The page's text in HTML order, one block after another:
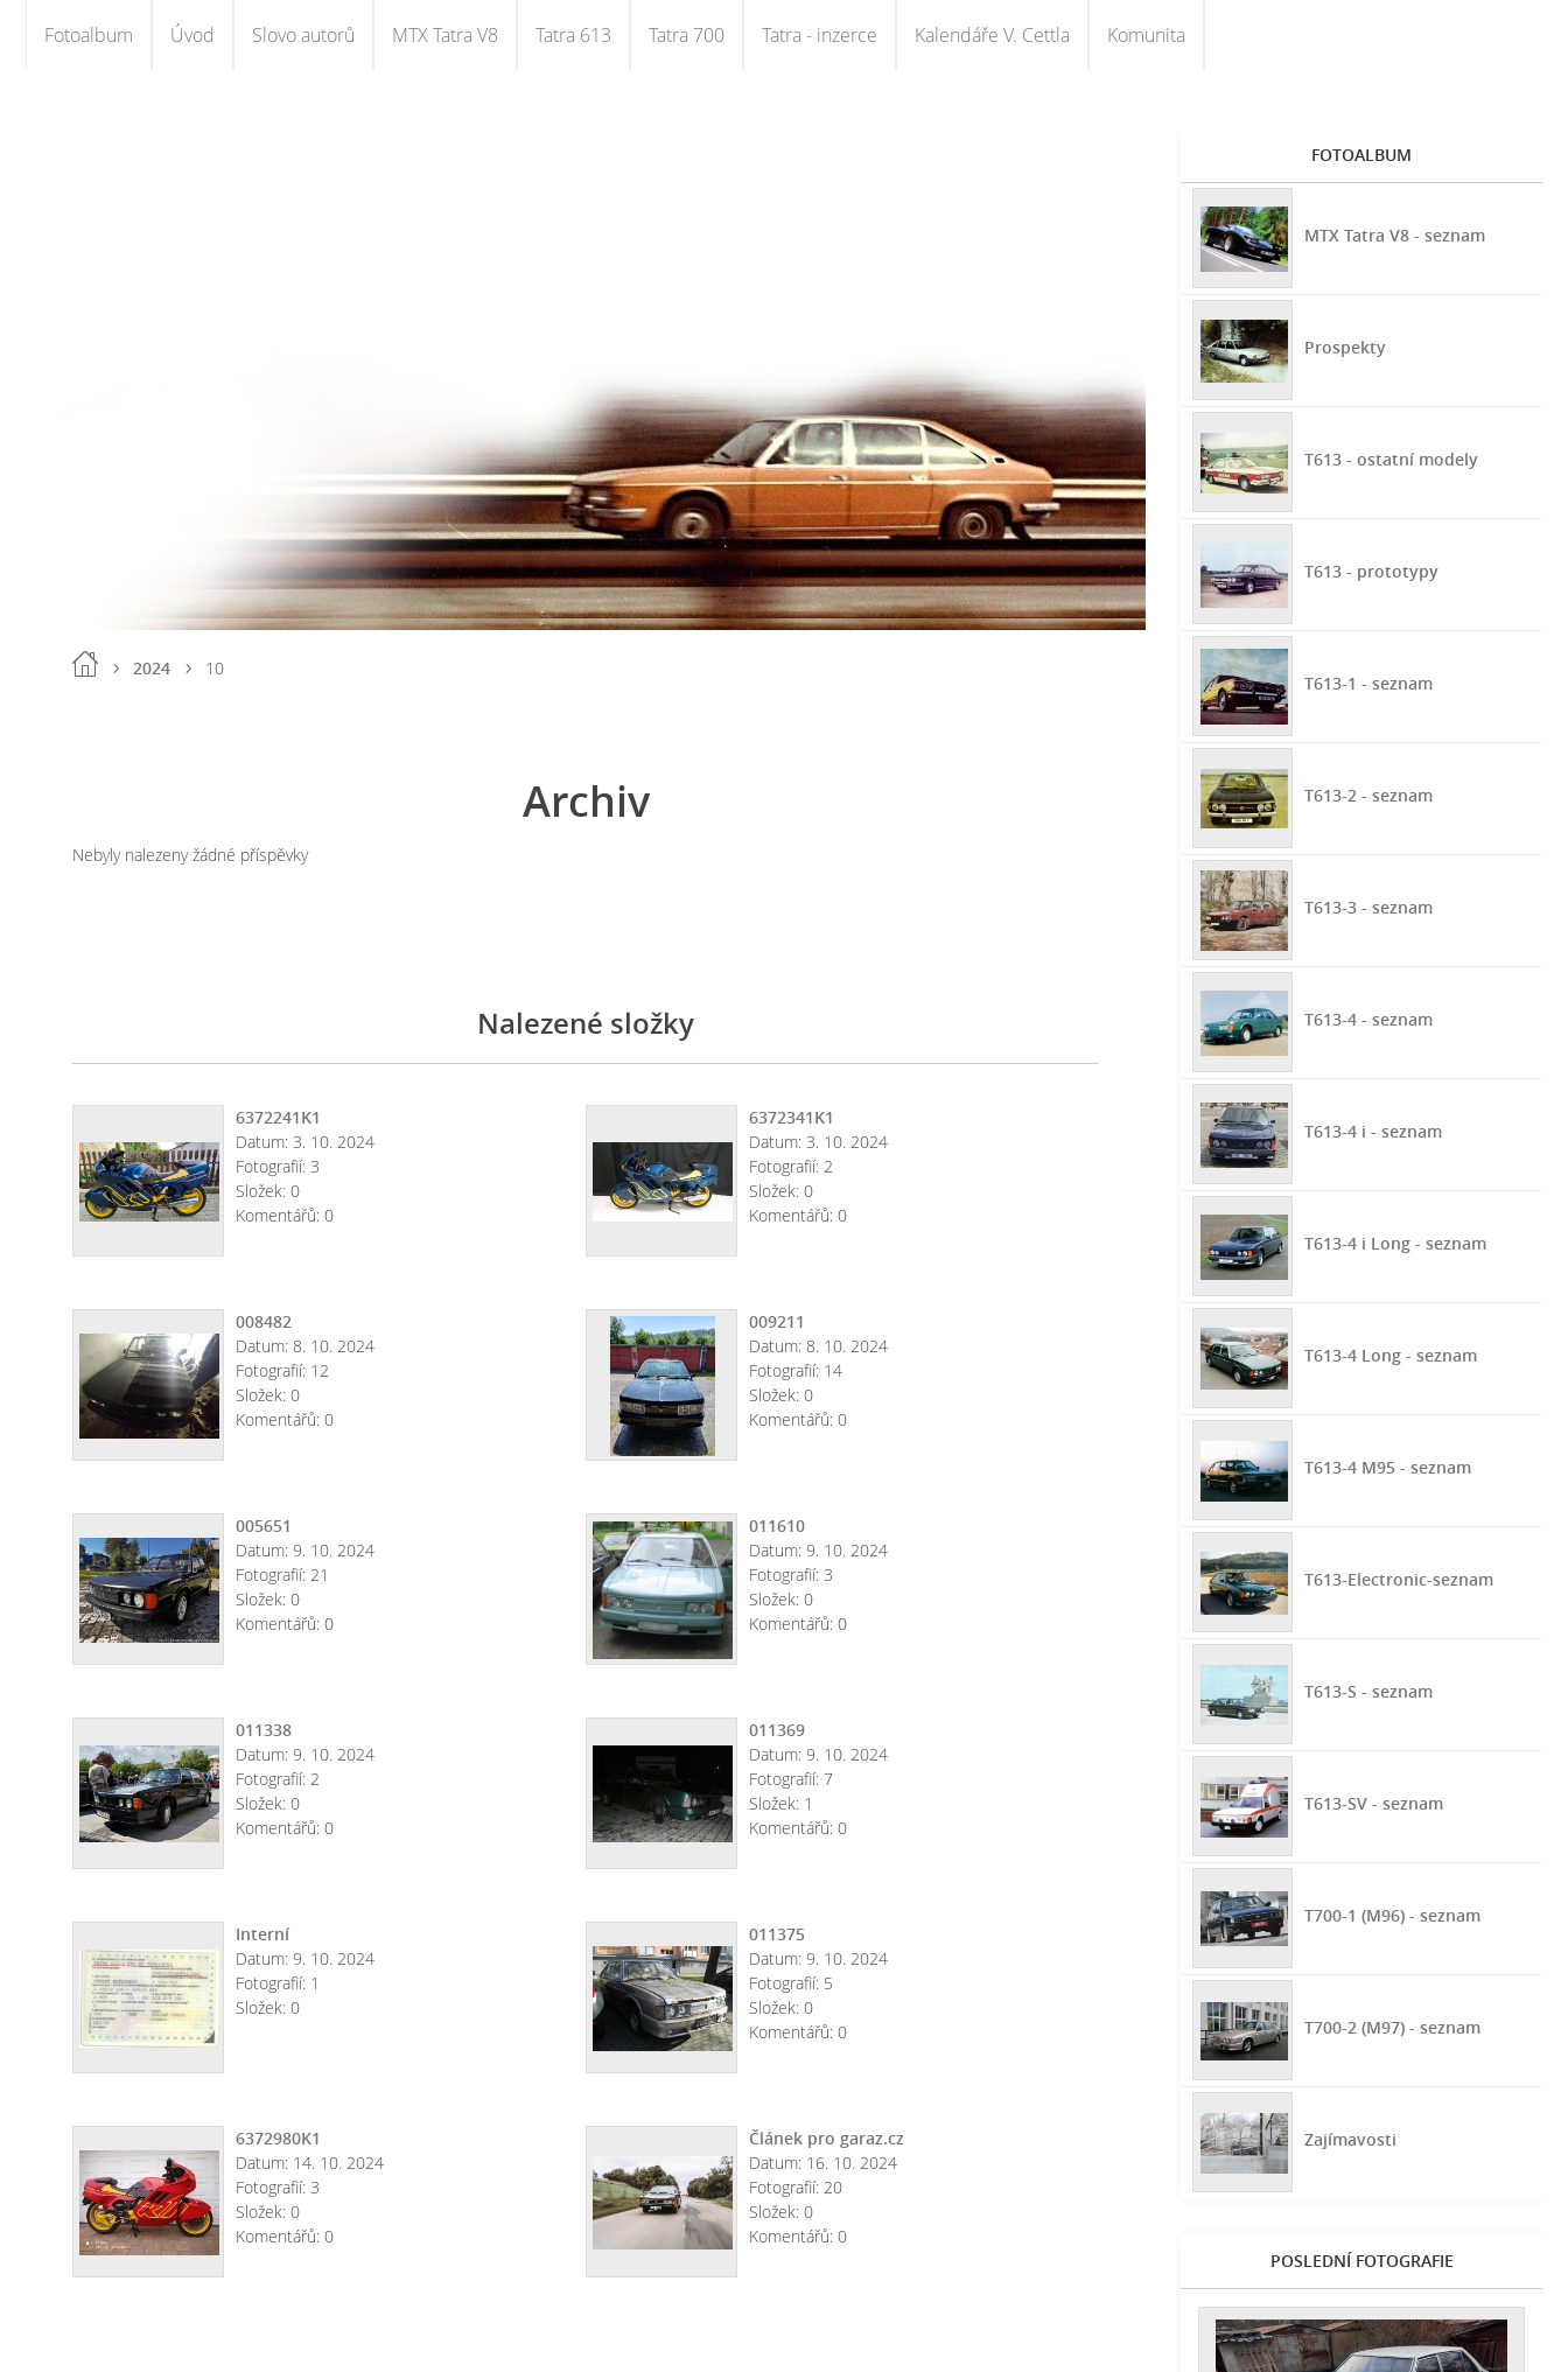
Fotoalbum Úvod Slovo autorů MTX Tatra V8 Tatra 613 Tatra 700 Tatra - inzerce Kalendáře V. Cettla Komunita
2024 10
Archiv
Nebyly nalezeny žádné příspěvky
Nalezené složky
6372241K1
Datum: 3. 10. 2024
Fotografií: 3
Složek: 0
Komentářů: 0
6372341K1
Datum: 3. 10. 2024
Fotografií: 2
Složek: 0
Komentářů: 0
008482
Datum: 8. 10. 2024
Fotografií: 12
Složek: 0
Komentářů: 0
009211
Datum: 8. 10. 2024
Fotografií: 14
Složek: 0
Komentářů: 0
005651
Datum: 9. 10. 2024
Fotografií: 21
Složek: 0
Komentářů: 0
011610
Datum: 9. 10. 2024
Fotografií: 3
Složek: 0
Komentářů: 0
011338
Datum: 9. 10. 2024
Fotografií: 2
Složek: 0
Komentářů: 0
011369
Datum: 9. 10. 2024
Fotografií: 7
Složek: 1
Komentářů: 0
Interní
Datum: 9. 10. 2024
Fotografií: 1
Složek: 0
011375
Datum: 9. 10. 2024
Fotografií: 5
Složek: 0
Komentářů: 0
6372980K1
Datum: 14. 10. 2024
Fotografií: 3
Složek: 0
Komentářů: 0
Článek pro garaz.cz
Datum: 16. 10. 2024
Fotografií: 20
Složek: 0
Komentářů: 0
FOTOALBUM
MTX Tatra V8 - seznam
Prospekty
T613 - ostatní modely
T613 - prototypy
T613-1 - seznam
T613-2 - seznam
T613-3 - seznam
T613-4 - seznam
T613-4 i - seznam
T613-4 i Long - seznam
T613-4 Long - seznam
T613-4 M95 - seznam
T613-Electronic-seznam
T613-S - seznam
T613-SV - seznam
T700-1 (M96) - seznam
T700-2 (M97) - seznam
Zajímavosti
POSLEDNÍ FOTOGRAFIE